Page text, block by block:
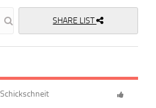
SHARE LIST